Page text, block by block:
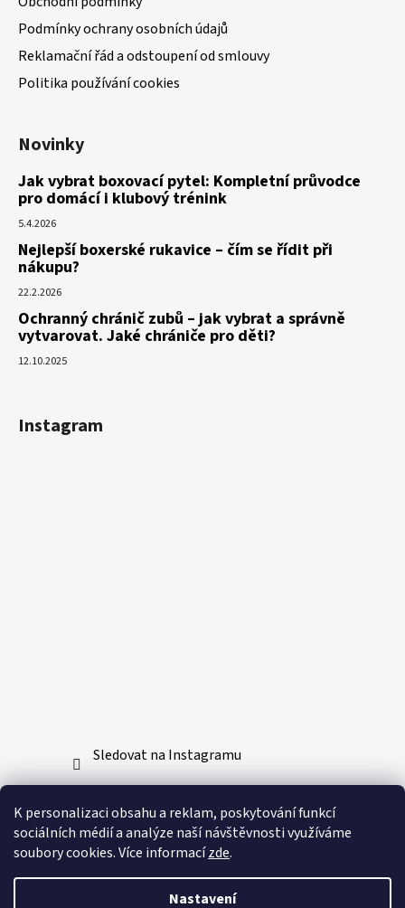
K personalizaci obsahu a reklam, poskytování funkcí
sociálních médií a analýze naší návštěvnosti využíváme
soubory cookies. Více informacízde.
Nastavení
Podmínky ochrany osobních údajů
Reklamační řád a odstoupení od smlouvy
Politika používání cookies
Novinky
Jak vybrat boxovací pytel: Kompletní průvodce
pro domácí i klubový trénink
5.4.2026
Nejlepší boxerské rukavice – čím se řídit při
nákupu?
22.2.2026
Ochranný chránič zubů – jak vybrat a správně
vytvarovat. Jaké chrániče pro děti?
12.10.2025
Instagram
Sledovat na Instagramu
Přijímáme online platby